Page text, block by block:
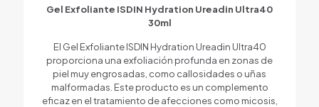
Gel Exfoliante ISDIN Hydration Ureadin Ultra40
30ml
El Gel Exfoliante ISDIN Hydration Ureadin Ultra40
proporciona una exfoliación profunda en zonas de
piel muy engrosadas, como callosidades o uñas
malformadas. Este producto es un complemento
eficaz en el tratamiento de afecciones como micosis,